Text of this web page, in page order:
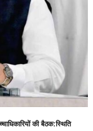
की बैठक:स्थिति